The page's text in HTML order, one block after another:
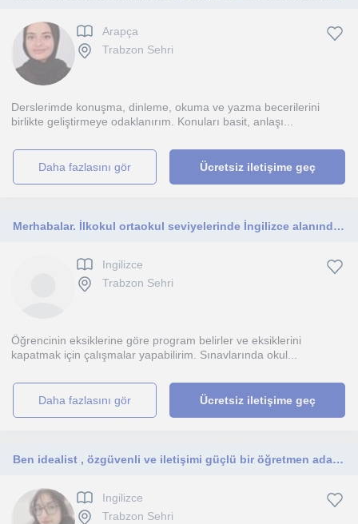
Arapça
Trabzon Sehri
Derslerimde konuşma, dinleme, okuma ve yazma becerilerini
birlikte geliştirmeye odaklanırım. Konuları basit, anlaşı...
daha fazlasını gör Ücretsiz iletişime geç
Merhabalar. İlkokul ortaokul seviyelerinde İngilizce alanında ders verebilirim
Ingilizce
Trabzon Sehri
Öğrencinin eksiklerine göre program belirler ve eksiklerini
kapatmak için çalışmalar yapabilirim. Sınavlarında okul...
daha fazlasını gör Ücretsiz iletişime geç
Ben idealist , özgüvenli ve iletişimi güçlü bir öğretmen adayıyım. İlk öğretim ve orta öğretim düzeyinde ders verebilirim.
Ingilizce
Trabzon Sehri